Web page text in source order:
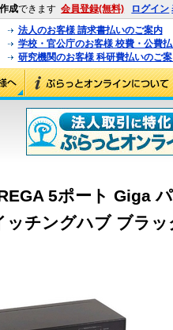
成できます 会員登録(無料) ログイン
法人のお客様 請求書払いのご案内
学校・官公庁のお客様 校費・公費
研究機関のお客様 科研費払いのご
5ポート Giga
ッチングハブ ブラッ